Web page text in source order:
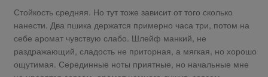
Стойкость средняя. Но тут тоже зависит от того сколько
нанести. Два пшика держатся примерно часа три, потом на
себе аромат чувствую слабо. Шлейф манкий, не
раздражающий, сладость не приторная, а мягкая, но хорошо
ощутимая. Серединные ноты приятные, но начальные мне